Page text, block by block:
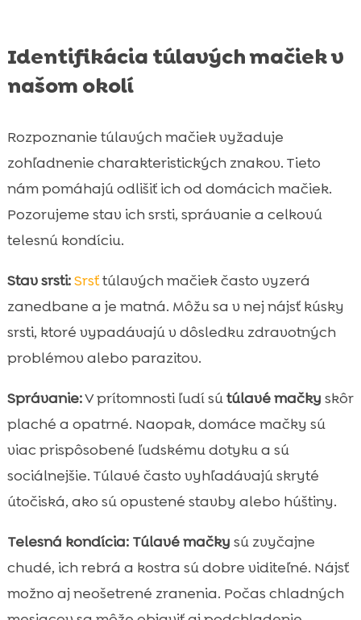
Identifikácia túlavých mačiek v
našom okolí
Rozpoznanie túlavých mačiek vyžaduje
zohľadnenie charakteristických znakov. Tieto
nám pomáhajú odlišiť ich od domácich mačiek.
Pozorujeme stav ich srsti, správanie a celkovú
telesnú kondíciu.
Stav srsti:Srsťtúlavých mačiek často vyzerá
zanedbane a je matná. Môžu sa v nej nájsť kúsky
srsti, ktoré vypadávajú v dôsledku zdravotných
problémov alebo parazitov.
Správanie:V prítomnosti ľudí sútúlavé mačky skôr
plaché a opatrné. Naopak, domáce mačky sú
viac prispôsobené ľudskému dotyku a sú
sociálnejšie. Túlavé často vyhľadávajú skryté
útočiská, ako sú opustené stavby alebo húštiny.
Telesná kondícia: Túlavé mačky sú zvyčajne
chudé, ich rebrá a kostra sú dobre viditeľné. Nájsť
možno aj neošetrené zranenia. Počas chladných